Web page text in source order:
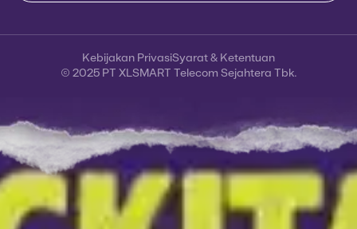
© 2025 PT XLSMART Telecom Sejahtera Tbk.
Kebijakan PrivasiSyarat & Ketentuan